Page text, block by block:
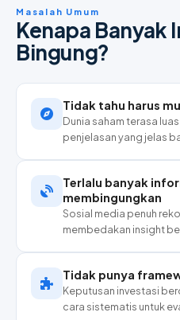
Masalah Umum
Kenapa Banyak
Bingung?
Tidak tahu harus
Dunia saham terasa
penjelasan yang jelas
Terlalu banyak
membingungkan
Sosial media penuh
membedakan insight
Tidak punya
Keputusan investasi
cara sistematis untuk